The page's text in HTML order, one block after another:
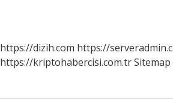
https://dizih.com https://
https://kriptohabercisi.com.trSitemap